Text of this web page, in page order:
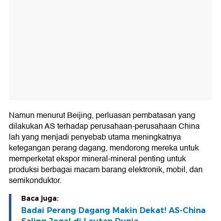
Namun menurut Beijing, perluasan pembatasan yang
dilakukan AS terhadap perusahaan-perusahaan China
lah yang menjadi penyebab utama meningkatnya
ketegangan perang dagang, mendorong mereka untuk
memperketat ekspor mineral-mineral penting untuk
produksi berbagai macam barang elektronik, mobil, dan
semikonduktor.
Baca juga:
Badai Perang Dagang Makin Dekat! AS-China